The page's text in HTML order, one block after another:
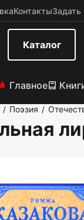
КонтактыЗадать
Каталог
Главное
/ Поэзия /